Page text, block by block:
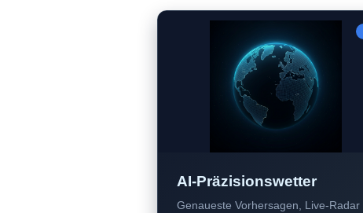
AI-Präzisionswetter
Genaueste Vorhersagen, Live-Radar